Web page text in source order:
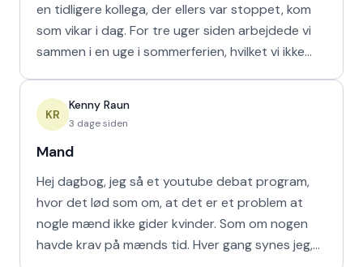
en tidligere kollega, der ellers var stoppet, kom
som vikar i dag. For tre uger siden arbejdede vi
sammen i en uge i sommerferien, hvilket vi ikke
KR
Kenny Raun
3 dage siden
Mand
Hej dagbog, jeg så et youtube debat program,
hvor det lød som om, at det er et problem at
nogle mænd ikke gider kvinder. Som om nogen
havde krav på mænds tid. Hver gang synes jeg,